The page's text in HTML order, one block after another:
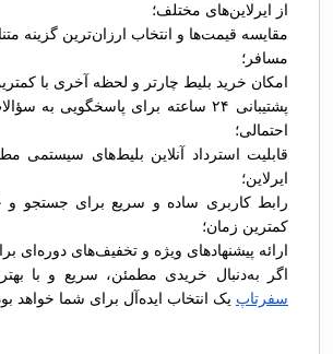
از ایرلاین‌های مختلف؛
مقایسه قیمت‌ها و انتخاب ارزان‌ترین گزینه
مسافر؛
امکان خرید بلیط چارتر و لحظه آخری با
پشتیبانی ۲۴ ساعته برای پاسخگویی به
احتمالی؛
قابلیت استرداد آنلاین بلیط‌های سیستمی
ایرلاین؛
رابط کاربری ساده و سریع برای جستجو و
کمترین زمان؛
ارائه پیشنهادهای ویژه و تخفیف‌های دوره‌ای
اگر به‌دنبال خریدی مطمئن، سریع و با
سفرتاپ یک انتخاب ایده‌آل برای شما خواهد